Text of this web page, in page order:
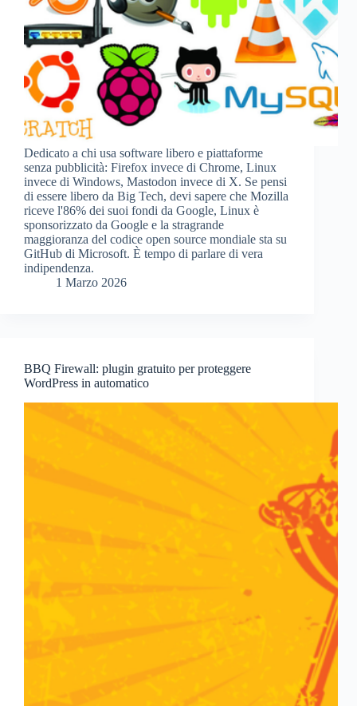
Dedicato a chi usa software libero e piattaforme
senza pubblicità: Firefox invece di Chrome, Linux
invece di Windows, Mastodon invece di X. Se pensi
di essere libero da Big Tech, devi sapere che Mozilla
riceve l'86% dei suoi fondi da Google, Linux è
sponsorizzato da Google e la stragrande
maggioranza del codice open source mondiale sta su
GitHub di Microsoft. È tempo di parlare di vera
indipendenza.
1 Marzo 2026
BBQ Firewall: plugin gratuito per proteggere
WordPress in automatico